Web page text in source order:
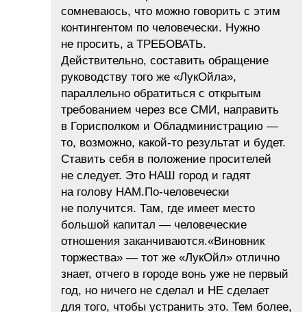
сомневаюсь, что можно говорить с этим
контингентом по человечески. Нужно
не просить, а ТРЕБОВАТЬ.
Действительно, составить обращение
руководству того же «ЛукОйла»,
параллельно обратиться с открытым
требованием через все СМИ, направить
в Горисполком и Обладминистрацию —
то, возможно, какой-то результат и будет.
Ставить себя в положение просителей
не следует. Это НАШ город и гадят
на голову НАМ.По-человечески
не получится. Там, где имеет место
большой капитал — человеческие
отношения заканчиваются.«Виновник
торжества» — тот же «ЛукОйл» отлично
знает, отчего в городе вонь уже не первый
год, но ничего не сделал и НЕ сделает
для того, чтобы устранить это. Тем более,